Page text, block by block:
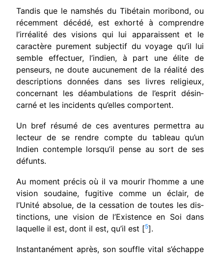
Tandis que le namshés du Tibétain moribond, ou
récemment décédé, est exhorté à comprendre
l’irréalité des visions qui lui apparaissent et le
caractère purement subjectif du voyage qu’il lui
semble effectuer, l’indien, à part une élite de
penseurs, ne doute aucunement de la réalité des
descriptions données dans ses livres religieux,
concernant les déambulations de l’esprit désin­
carné et les incidents qu’elles comportent.
Un bref résumé de ces aventures permettra au
lecteur de se rendre compte du tableau qu’un
Indien contemple lorsqu’il pense au sort de ses
défunts.
Au moment précis où il va mourir l’homme a une
vision soudaine, fugitive comme un éclair, de
l’Unité absolue, de la cessation de toutes les dis­
tinctions, une vision de l’Existence en Soi dans
laquelle il est, dont il est, qu’il est [5].
Instantanément après, son souffle vital s’échap­pe